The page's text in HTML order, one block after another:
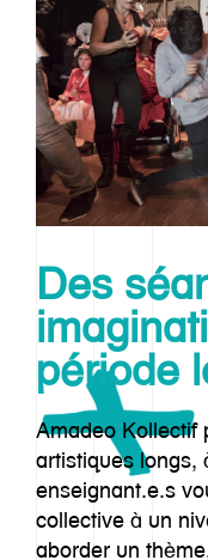
Des
période
Amadeo Kollectif
artistiques longs,
enseignant.e.s
collective à un
aborder un